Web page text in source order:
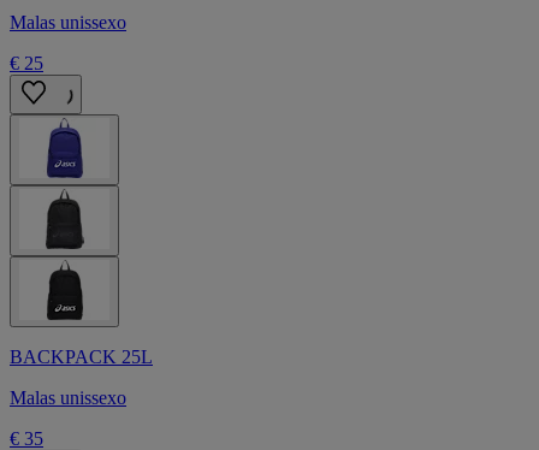
Malas unissexo
€ 25
BACKPACK 25L
Malas unissexo
€ 35